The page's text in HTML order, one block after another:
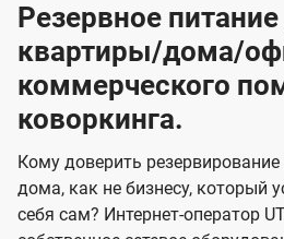
Резервное
квартиры/дома/
коммерческого
коворкинга.
Кому доверить резервирование
дома, как не бизнесу, который
себя сам? Интернет-оператор